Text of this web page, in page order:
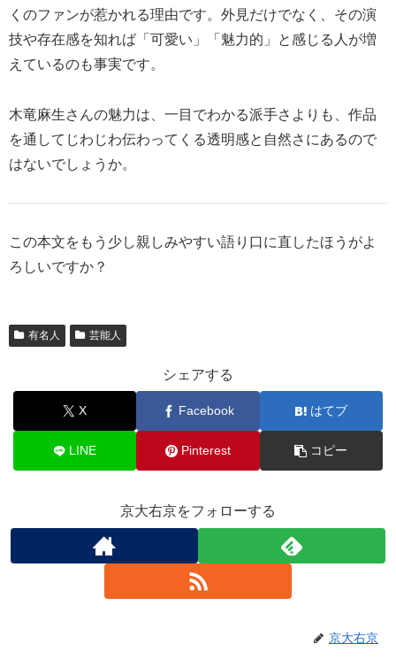
くのファンが惹かれる理由です。外見だけでなく、その演
技や存在感を知れば「可愛い」「魅力的」と感じる人が増
えているのも事実です。
木竜麻生さんの魅力は、一目でわかる派手さよりも、作品
を通してじわじわ伝わってくる透明感と自然さにあるので
はないでしょうか。
この本文をもう少し親しみやすい語り口に直したほうがよ
ろしいですか？
有名人 芸能人
シェアする
X Facebook はてブ
LINE Pinterest コピー
京大右京をフォローする
京大右京